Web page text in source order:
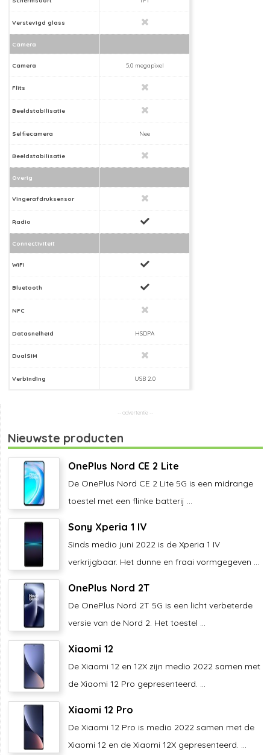
Verstevigd glass
Camera
Camera 5,0 megapixel
Flits
Beeldstabilisatie
Selfiecamera Nee
Beeldstabilisatie
Overig
Vingerafdruksensor
Radio
Connectiviteit
WiFi
Bluetooth
NFC
Datasnelheid HSDPA
DualSIM
Verbinding USB 2.0
Nieuwste producten
OnePlus Nord CE 2 Lite
De OnePlus Nord CE 2 Lite 5G is een midrange
toestel met een flinke batterij ...
Sony Xperia 1 IV
Sinds medio juni 2022 is de Xperia 1 IV
verkrijgbaar. Het dunne en fraai vormgegeven ...
OnePlus Nord 2T
De OnePlus Nord 2T 5G is een licht verbeterde
versie van de Nord 2. Het toestel ...
Xiaomi 12
De Xiaomi 12 en 12X zijn medio 2022 samen met
de Xiaomi 12 Pro gepresenteerd. ...
Xiaomi 12 Pro
De Xiaomi 12 Pro is medio 2022 samen met de
Xiaomi 12 en de Xiaomi 12X gepresenteerd. ...